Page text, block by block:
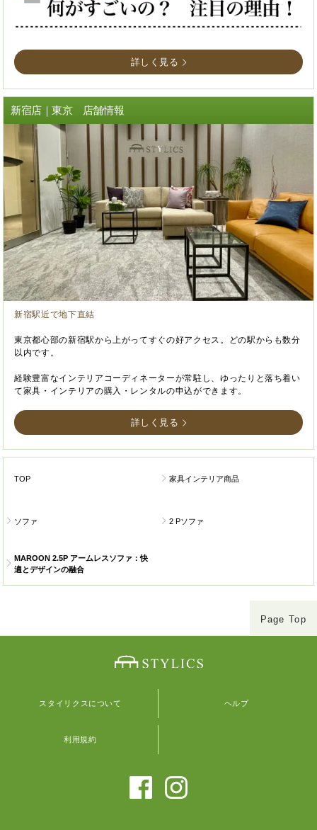
詳しく見る
新宿店｜東京 店舗情報
新宿駅近で地下直結
東京都心部の新宿駅から上がってすぐの好アクセス。どの駅からも数分
以内です。
経験豊富なインテリアコーディネーターが常駐し、ゆったりと落ち着い
て家具・インテリアの購入・レンタルの申込ができます。
詳しく見る
TOP 家具インテリア商品
ソファ 2 Pソファ
MAROON 2.5P アームレスソファ：快
適とデザインの融合
Page Top
スタイリクスについて ヘルプ
利用規約